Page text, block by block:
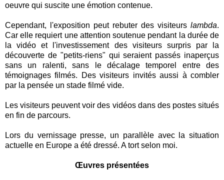
oeuvre qui suscite une émotion contenue.
Cependant, l'exposition peut rebuter des visiteurs lambda.
Car elle requiert une attention soutenue pendant la durée de
la vidéo et l'investissement des visiteurs surpris par la
découverte de "petits-riens" qui seraient passés inaperçus
sans un ralenti, sans le décalage temporel entre des
témoignages filmés. Des visiteurs invités aussi à combler
par la pensée un stade filmé vide.
Les visiteurs peuvent voir des vidéos dans des postes situés
en fin de parcours.
Lors du vernissage presse, un parallèle avec la situation
actuelle en Europe a été dressé. A tort selon moi.
Œuvres présentées